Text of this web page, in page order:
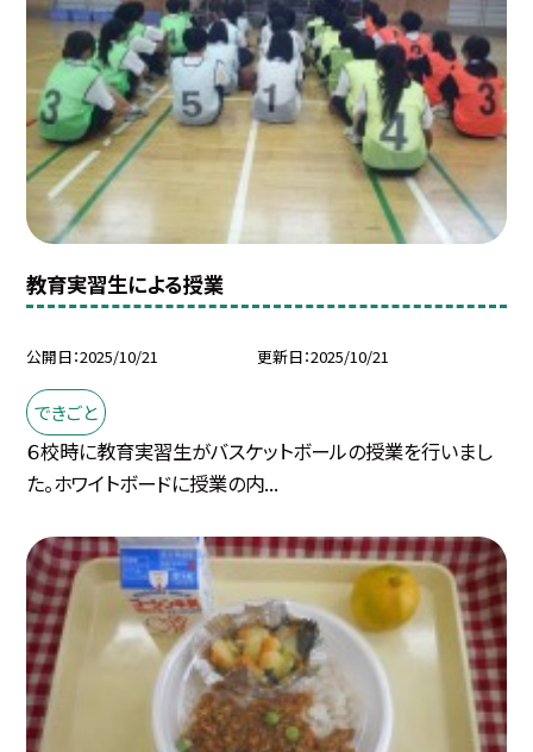
教育実習生による授業
公開日 2025/10/21 更新日 2025/10/21
できごと
６校時に教育実習生がバスケットボールの授業を行いまし
た。ホワイトボードに授業の内...